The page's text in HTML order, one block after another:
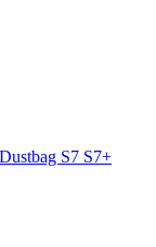
S7 S7+